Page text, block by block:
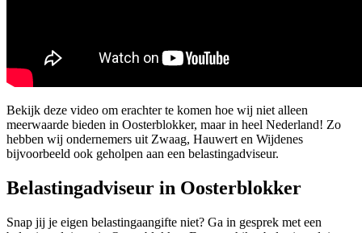
Bekijk deze video om erachter te komen hoe wij niet alleen
meerwaarde bieden in Oosterblokker, maar in heel Nederland! Zo
hebben wij ondernemers uit Zwaag, Hauwert en Wijdenes
bijvoorbeeld ook geholpen aan een belastingadviseur.
Belastingadviseur in Oosterblokker
Snap jij je eigen belastingaangifte niet? Ga in gesprek met een